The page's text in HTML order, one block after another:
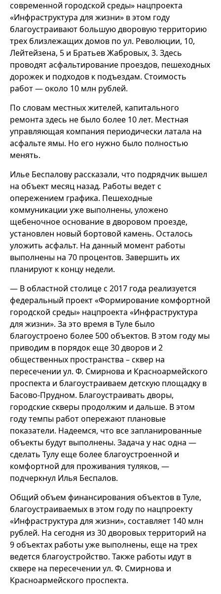
современной городской среды» нацпроекта
«Инфраструктура для жизни» в этом году
благоустраивают большую дворовую территорию
трех близлежащих домов по ул. Революции, 10,
Лейтейзена, 5 и Братьев Жабровых, 3. Здесь
проводят асфальтирование проездов, пешеходных
дорожек и подходов к подъездам. Стоимость
работ — около 10 млн рублей.
По словам местных жителей, капитального
ремонта здесь не было более 10 лет. Местная
управляющая компания периодически латала на
асфальте ямы. Но его нужно было полностью
менять.
Илье Беспалову рассказали, что подрядчик вышел
на объект месяц назад. Работы ведет с
опережением графика. Пешеходные
коммуникации уже выполнены, уложено
щебеночное основание в дворовом проезде,
установлен новый бортовой камень. Осталось
уложить асфальт. На данный момент работы
выполнены на 70 процентов. Завершить их
планируют к концу недели.
— В областной столице с 2017 года реализуется
федеральный проект «Формирование комфортной
городской среды» нацпроекта «Инфраструктура
для жизни». За это время в Туле было
благоустроено более 500 объектов. В этом году мы
приводим в порядок еще 30 дворов и 2
общественных пространства – сквер на
пересечении ул. Ф. Смирнова и Красноармейского
проспекта и благоустраиваем детскую площадку в
Басово-Прудном. Благоустраивать дворы,
городские скверы продолжим и дальше. В этом
году темпы работ опережают плановые
показатели. Надеемся, что все запланированные
объекты будут выполнены. Задача у нас одна —
сделать Тулу еще более благоустроенной и
комфортной для проживания туляков, —
подчеркнул Илья Беспалов.
Общий объем финансирования объектов в Туле,
благоустраиваемых в этом году по нацпроекту
«Инфраструктура для жизни», составляет 140 млн
рублей. На сегодня из 30 дворовых территорий на
9 объектах работы уже выполнены, еще на трех
ведется благоустройство. Также работы идут в
сквере на пересечении ул. Ф. Смирнова и
Красноармейского проспекта.